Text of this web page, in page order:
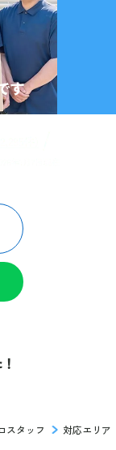
スタッフ 対応エリア